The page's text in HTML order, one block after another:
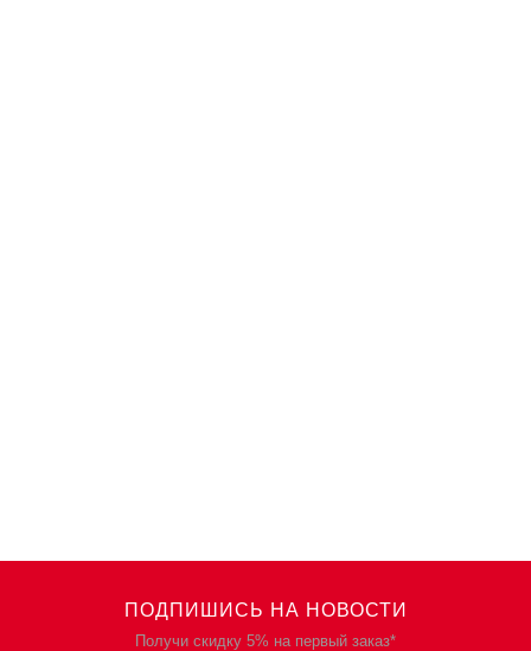
ПОДПИШИСЬ НА НОВОСТИ
Получи скидку 5% на первый заказ*